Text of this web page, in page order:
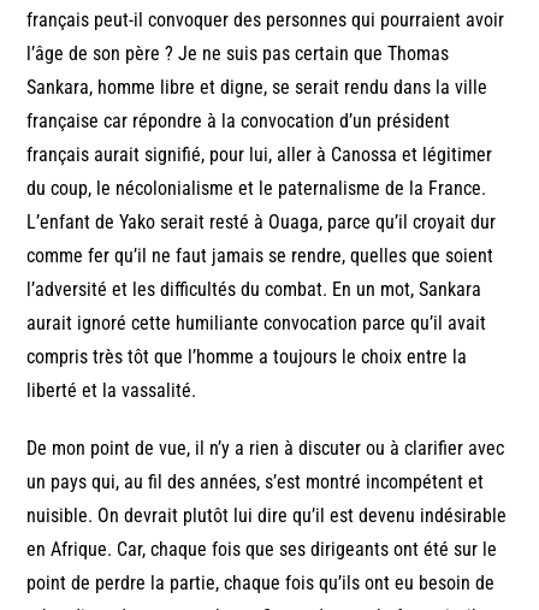
français peut-il convoquer des personnes qui pourraient avoir
l’âge de son père ? Je ne suis pas certain que Thomas
Sankara, homme libre et digne, se serait rendu dans la ville
française car répondre à la convocation d’un président
français aurait signifié, pour lui, aller à Canossa et légitimer
du coup, le nécolonialisme et le paternalisme de la France.
L’enfant de Yako serait resté à Ouaga, parce qu’il croyait dur
comme fer qu’il ne faut jamais se rendre, quelles que soient
l’adversité et les difficultés du combat. En un mot, Sankara
aurait ignoré cette humiliante convocation parce qu’il avait
compris très tôt que l’homme a toujours le choix entre la
liberté et la vassalité.
De mon point de vue, il n’y a rien à discuter ou à clarifier avec
un pays qui, au fil des années, s’est montré incompétent et
nuisible. On devrait plutôt lui dire qu’il est devenu indésirable
en Afrique. Car, chaque fois que ses dirigeants ont été sur le
point de perdre la partie, chaque fois qu’ils ont eu besoin de